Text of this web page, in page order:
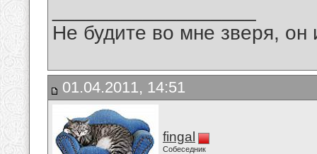
Не будите во мне зверя, он
01.04.2011, 14:51
fingal
Собеседник